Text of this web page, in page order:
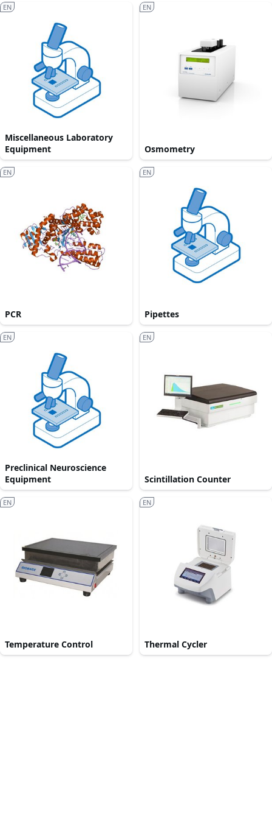
Miscellaneous Laboratory
Equipment
EN
Osmometry
EN
PCR
EN
Pipettes
EN
Preclinical Neuroscience
Equipment
EN
Scintillation Counter
EN
Temperature Control
EN
Thermal Cycler
EN